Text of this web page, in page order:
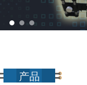
产品